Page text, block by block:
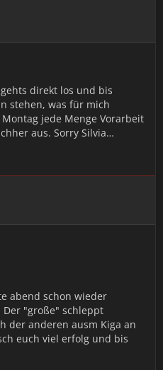
direkt los und bis
stehen, was für mich
jede Menge Vorarbeit
aus. Sorry Silvia…
abend schon wieder
"große" schleppt
der anderen ausm Kiga an
euch viel erfolg und bis